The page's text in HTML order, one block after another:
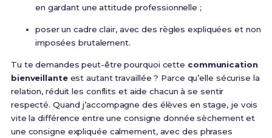
en gardant une attitude professionnelle ;
poser un cadre clair, avec des règles expliquées et non
imposées brutalement.
Tu te demandes peut-être pourquoi cette communication
bienveillanteest autant travaillée ? Parce qu’elle sécurise la
relation, réduit les conflits et aide chacun à se sentir
respecté. Quand j’accompagne des élèves en stage, je vois
vite la différence entre une consigne donnée sèchement et
une consigne expliquée calmement, avec des phrases